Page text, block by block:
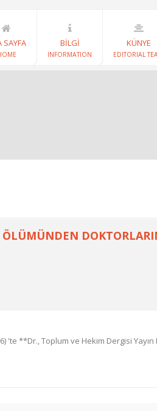
SAYFA BİLGİ
INFORMATION
KÜNYE
EDITORIAL
'te **Dr., Toplum ve Hekim Dergisi